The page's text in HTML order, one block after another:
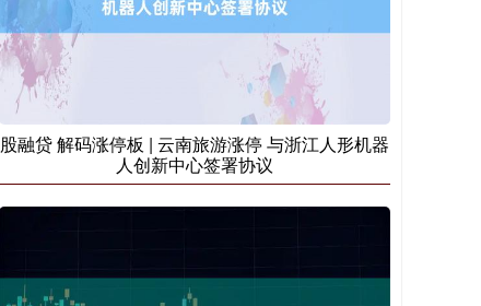
股融贷 解码涨停板 | 云南旅游涨停 与浙江人形机器
人创新中心签署协议